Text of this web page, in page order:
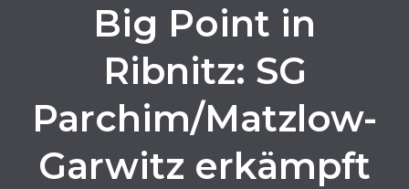
Big Point in
Ribnitz: SG
Parchim/Matzlow-
Garwitz erkämpft